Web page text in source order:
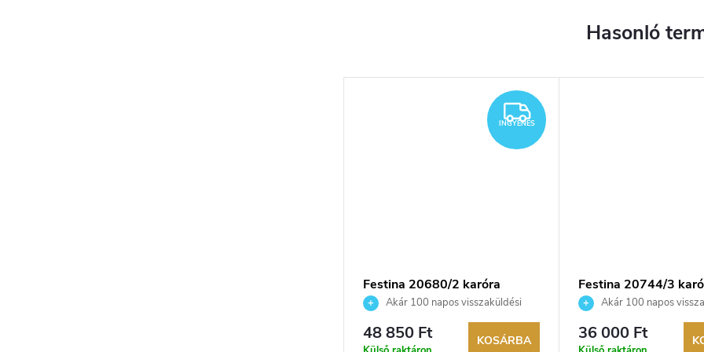
INGYENES
INGYENES
Festina 20680/2 karóra
Akár 100 napos visszaküldési
lehetőség. Hivatalos márkakereskedő.
48 850 Ft KOSÁRBA
Festina 20744/3
Akár 100 napos
lehetőség. Hivatalos
36 000 Ft